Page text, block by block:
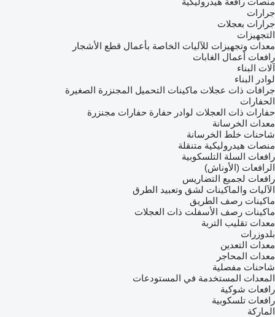
جرارات
جرارات بعجلات
التجهيزات
معدات وتجهيزات للآليات الخاصة بأعمال قطع الأشجار
رافعات أعمال الغابات
آلات البناء
لوادر البناء
جرافات ذات عجلات ماكينات التحميل المجنزرة الصغيرة
الحفارات
حفارات ذات العجلات لوادر حفارة حفارات مجنزرة
معدات الخرسانة
شاحنات خلط الخرسانة
منصات هيدروليكية متنقلة
رافعات السلة التلسكوبية
الرافعات (الأوناش)
رافعات لجميع التضاريس
الآليات والماكينات لشق وتعبيد الطرق
ماكينات رصف الطريق
ماكينات رصف الأسفلت ذات العجلات
معدات تقليب التربة
بلدوزرات
معدات التعدين
معدات المحاجر
شاحنات مفصلية
المعدات المستخدمة في المستودعات
رافعات شوكية
رافعات تلسكوبية
الماركة